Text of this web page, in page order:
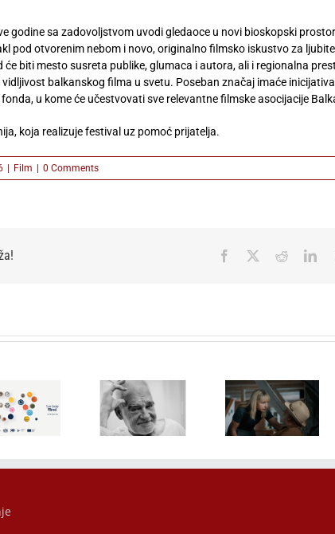
godine sa zadovoljstvom uvodi gledaoce u novi bioskopski
pod otvorenim nebom i novo, originalno filmsko iskustvo za
će biti mesto susreta publike, glumaca i autora, ali i regionalna
balkanskog filma u svetu. Poseban značaj imaće
u kome će učestvovati sve relevantne filmske asocijacije
koja realizuje festival uz pomoć prijatelja.
| Film | 0 Comments
Facebook Reddit
Posvećeno:
BÉLA TARR U
Film „Kuća“
Brzaković
otvara 9.
Dunav Film
Smederevu
nedelje
posle“
Miroslava
Terzića stiže